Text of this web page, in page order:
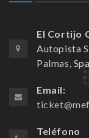
El Cortijo
Autopista
Palmas,
Email:
Teléfono